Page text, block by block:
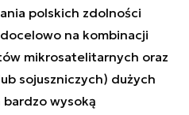
polskich zdolności
na kombinacji
mikrosatelitarnych oraz
sojuszniczych) dużych
wysoką